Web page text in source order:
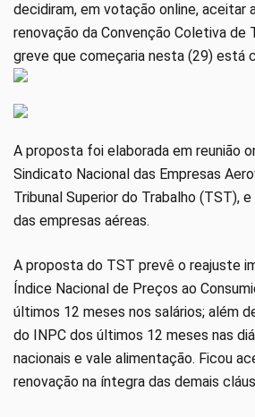
decidiram, em votação online, aceitar
renovação da Convenção Coletiva de
greve que começaria nesta (29) está
A proposta foi elaborada em reunião
Sindicato Nacional das Empresas
Tribunal Superior do Trabalho (TST),
das empresas aéreas.
A proposta do TST prevê o reajuste
Índice Nacional de Preços ao
últimos 12 meses nos salários; além
do INPC dos últimos 12 meses nas
nacionais e vale alimentação. Ficou
renovação na íntegra das demais